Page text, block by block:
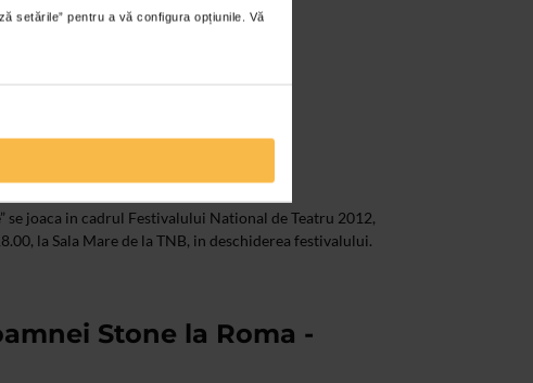
setările” pentru a vă configura opțiunile. Vă
Teatrul National
se joaca in cadrul Festivalului National de Teatru 2012,
la Sala Mare de la TNB, in deschiderea festivalului.
Stone la Roma -